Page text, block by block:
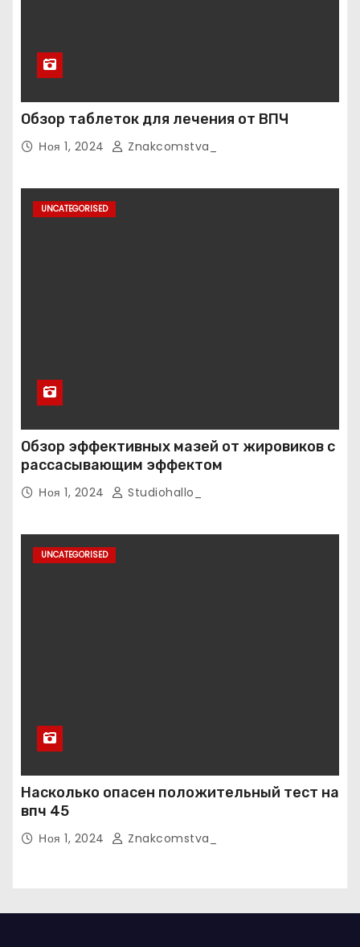
Обзор таблеток для лечения от ВПЧ
Ноя 1, 2024 Znakcomstva_
UNCATEGORISED
Обзор эффективных мазей от жировиков с
рассасывающим эффектом
Ноя 1, 2024 Studiohallo_
UNCATEGORISED
Насколько опасен положительный тест на
впч 45
Ноя 1, 2024 Znakcomstva_